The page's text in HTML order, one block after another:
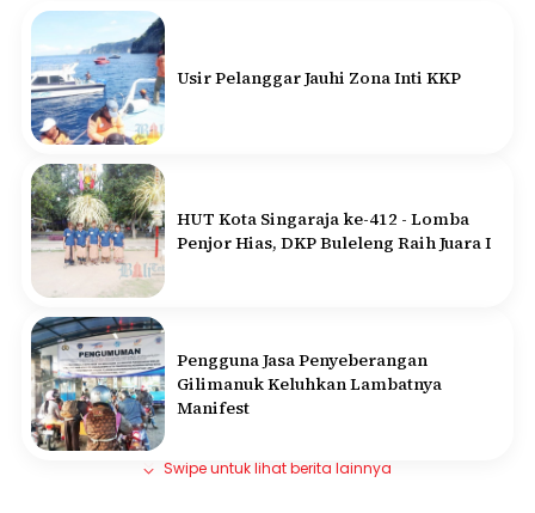
Usir Pelanggar Jauhi Zona Inti KKP
HUT Kota Singaraja ke-412 - Lomba
Penjor Hias, DKP Buleleng Raih Juara I
Pengguna Jasa Penyeberangan
Gilimanuk Keluhkan Lambatnya
Manifest
Swipe untuk lihat berita lainnya